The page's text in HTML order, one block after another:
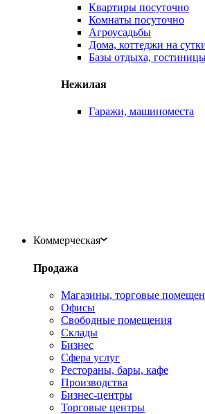
Квартиры посуточно
Комнаты посуточно
Агроусадьбы
Дома, коттеджи на
Базы отдыха,
Нежилая
Гаражи, машиноместа
Коммерческая
Продажа
Магазины, торговые
Офисы
Свободные помещения
Склады
Бизнес
Сфера услуг
Рестораны, бары, кафе
Производства
Бизнес-центры
Торговые центры